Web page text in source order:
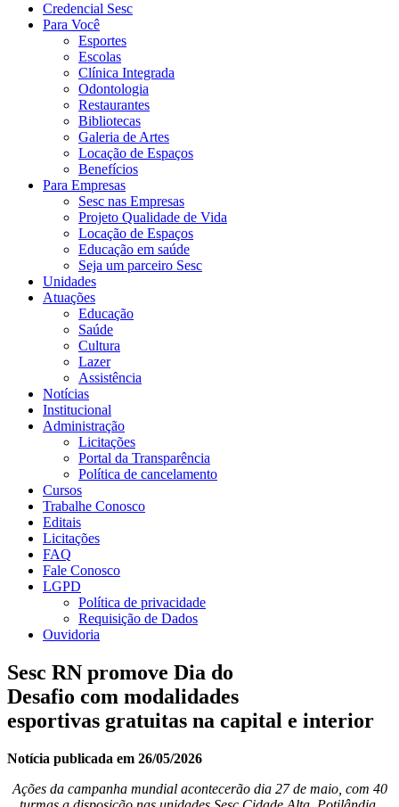
Credencial Sesc
Para Você
Esportes
Escolas
Clínica Integrada
Odontologia
Restaurantes
Bibliotecas
Galeria de Artes
Locação de Espaços
Benefícios
Para Empresas
Sesc nas Empresas
Projeto Qualidade de Vida
Locação de Espaços
Educação em saúde
Seja um parceiro Sesc
Unidades
Atuações
Educação
Saúde
Cultura
Lazer
Assistência
Notícias
Institucional
Administração
Licitações
Portal da Transparência
Política de cancelamento
Cursos
Trabalhe Conosco
Editais
Licitações
FAQ
Fale Conosco
LGPD
Política de privacidade
Requisição de Dados
Ouvidoria
Sesc RN promove Dia do
Desafio com modalidades
esportivas gratuitas na capital e interior
Notícia publicada em 26/05/2026
Ações da campanha mundial acontecerão dia 27 de maio, com 40